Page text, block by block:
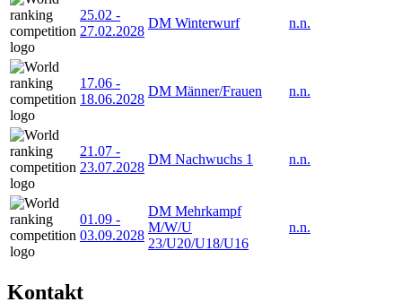
25.02 -
27.02.2028
DM Winterwurf n.n.
17.06 -
18.06.2028
DM Männer/Frauen n.n.
21.07 -
23.07.2028
DM Nachwuchs 1 n.n.
01.09 -
03.09.2028
DM Mehrkampf
M/W/U
23/U20/U18/U16
n.n.
Kontakt